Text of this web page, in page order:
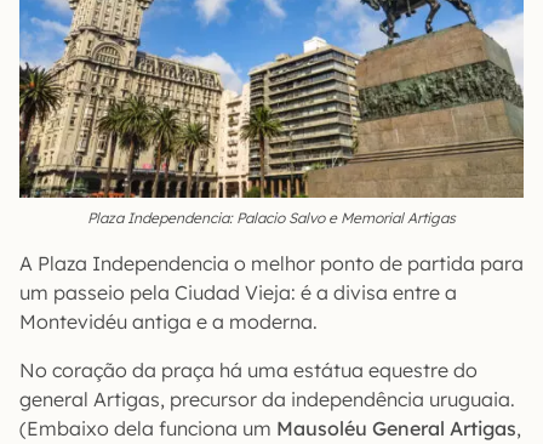
Plaza Independencia: Palacio Salvo e Memorial Artigas
A Plaza Independencia o melhor ponto de partida para
um passeio pela Ciudad Vieja: é a divisa entre a
Montevidéu antiga e a moderna.
No coração da praça há uma estátua equestre do
general Artigas, precursor da independência uruguaia.
(Embaixo dela funciona um Mausoléu General Artigas,